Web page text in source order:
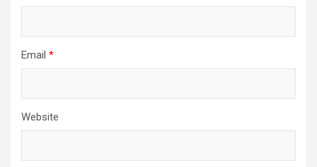
Email *
Website